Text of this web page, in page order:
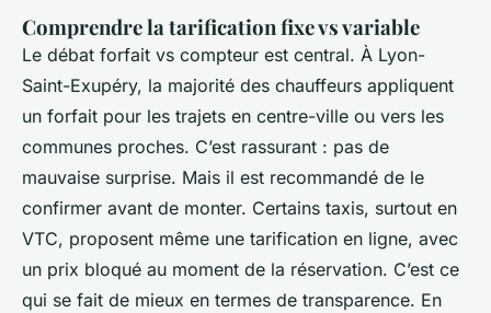
Comprendre la tarification fixe vs variable
Le débat forfait vs compteur est central. À Lyon-
Saint-Exupéry, la majorité des chauffeurs appliquent
un forfait pour les trajets en centre-ville ou vers les
communes proches. C’est rassurant : pas de
mauvaise surprise. Mais il est recommandé de le
confirmer avant de monter. Certains taxis, surtout en
VTC, proposent même une tarification en ligne, avec
un prix bloqué au moment de la réservation. C’est ce
qui se fait de mieux en termes de transparence. En